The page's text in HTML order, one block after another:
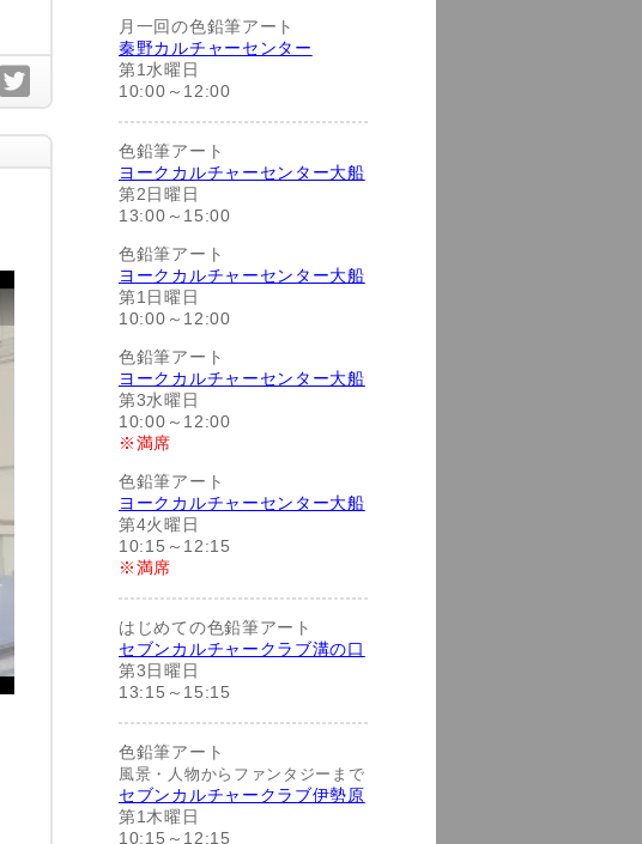
月一回の色鉛筆アート
秦野カルチャーセンター
第1水曜日
10:00～12:00
色鉛筆アート
ヨークカルチャーセンター大船
第2日曜日
13:00～15:00
色鉛筆アート
ヨークカルチャーセンター大船
第1日曜日
10:00～12:00
色鉛筆アート
ヨークカルチャーセンター大船
第3水曜日
10:00～12:00
※満席
色鉛筆アート
ヨークカルチャーセンター大船
第4火曜日
10:15～12:15
※満席
はじめての色鉛筆アート
セブンカルチャークラブ溝の口
第3日曜日
13:15～15:15
色鉛筆アート
風景・人物からファンタジーまで
セブンカルチャークラブ伊勢原
第1木曜日
10:15～12:15